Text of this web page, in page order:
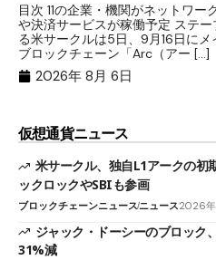
目次 11の企業・機関がネットワ
や決済サービスが稼働予定 ステ
る米サークルは5日、9月16日に
ブロックチェーン「Arc（アー […]
2026年 8月 6日
仮想通貨ニュース
米サークル、独自L1アークの
ックロックやSBIも参画
ブロックチェーンニュースニュース2026
ジャック・ドーシーのブロック
31%減